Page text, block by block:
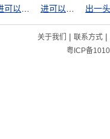
出一
关于我们 | 联系方式|
粤ICP备